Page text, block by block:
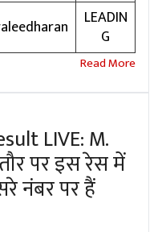
LEADIN
G
LIVE: M.
पर इस रेस में
नंबर पर हैं